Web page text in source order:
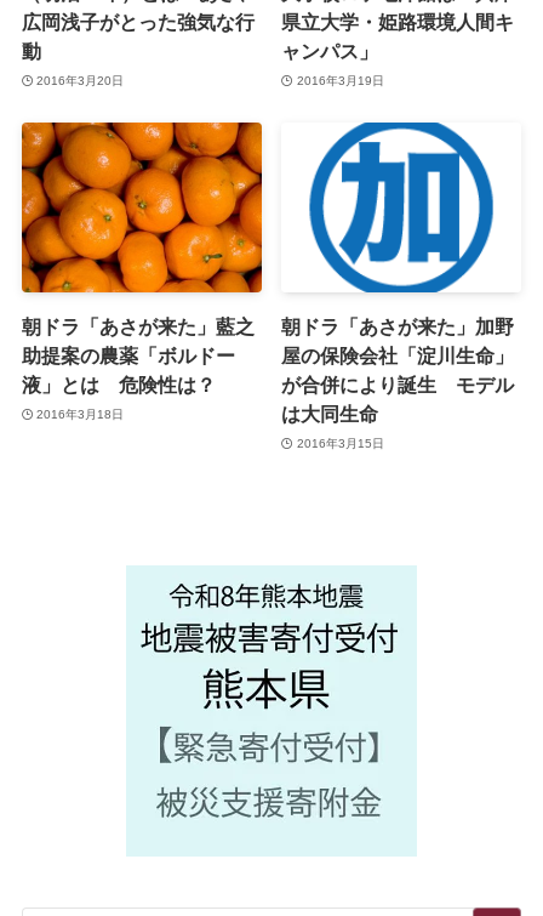
広岡浅子がとった強気な行
動
2016年3月20日
県立大学・姫路環境人間キ
ャンパス」
2016年3月19日
朝ドラ「あさが来た」藍之
助提案の農薬「ボルドー
液」とは 危険性は？
2016年3月18日
朝ドラ「あさが来た」加野
屋の保険会社「淀川生命」
が合併により誕生 モデル
は大同生命
2016年3月15日